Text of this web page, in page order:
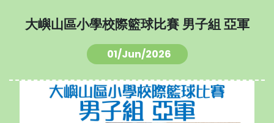
大嶼山區小學校際籃球比賽 男子組 亞軍
01/Jun/2026